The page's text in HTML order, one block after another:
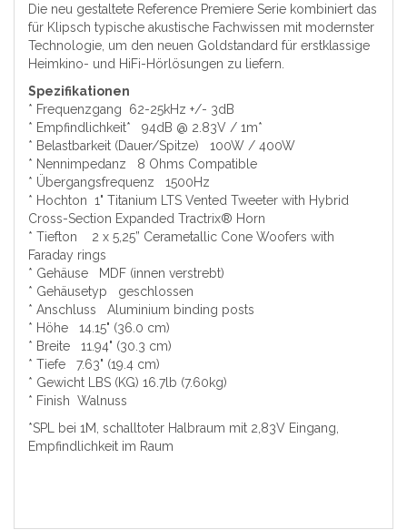
Die neu gestaltete Reference Premiere Serie kombiniert das
für Klipsch typische akustische Fachwissen mit modernster
Technologie, um den neuen Goldstandard für erstklassige
Heimkino- und HiFi-Hörlösungen zu liefern.
Spezifikationen
* Frequenzgang 62-25kHz +/- 3dB
* Empfindlichkeit* 94dB @ 2.83V / 1m*
* Belastbarkeit (Dauer/Spitze) 100W / 400W
* Nennimpedanz 8 Ohms Compatible
* Übergangsfrequenz 1500Hz
* Hochton 1" Titanium LTS Vented Tweeter with Hybrid
Cross-Section Expanded Tractrix® Horn
* Tiefton 2 x 5,25” Cerametallic Cone Woofers with
Faraday rings
* Gehäuse MDF (innen verstrebt)
* Gehäusetyp geschlossen
* Anschluss Aluminium binding posts
* Höhe 14.15" (36.0 cm)
* Breite 11.94" (30.3 cm)
* Tiefe 7.63" (19.4 cm)
* Gewicht LBS (KG) 16.7lb (7.60kg)
* Finish Walnuss
*SPL bei 1M, schalltoter Halbraum mit 2,83V Eingang,
Empfindlichkeit im Raum